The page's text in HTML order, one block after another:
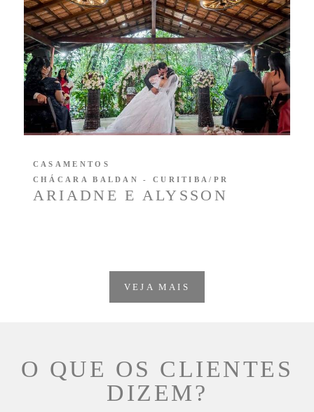
ARIADNE E ALYSSON
CASAMENTOS
CHÁCARA BALDAN - CURITIBA/PR
VEJA MAIS
O QUE OS CLIENTES
DIZEM?